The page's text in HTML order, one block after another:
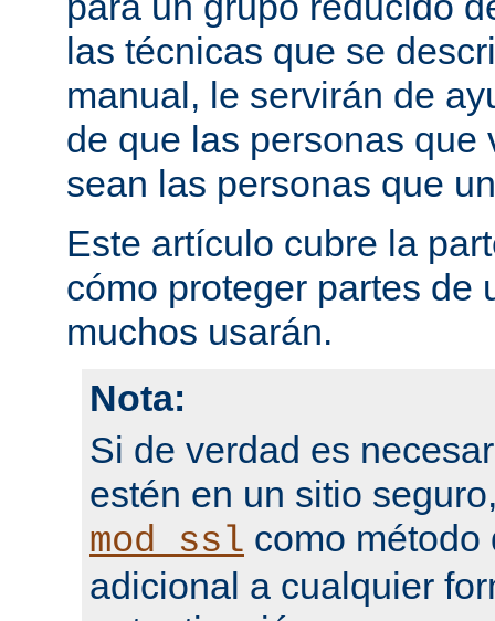
las técnicas que se
manual, le servirán de
de que las personas que
sean las personas que
Este artículo cubre la
cómo proteger partes de
muchos usarán.
Nota:
Si de verdad es
estén en un sitio
mod_ssl como método
adicional a cualquier